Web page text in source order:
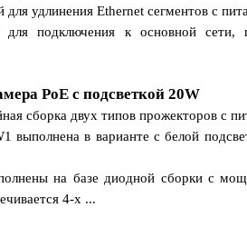
для удлинения Ethernet сегментов с
подключения к основной сети,
PoE с подсветкой 20W
сборка двух типов прожекторов с
выполнена в варианте с белой
на базе диодной сборки с
4-х ...